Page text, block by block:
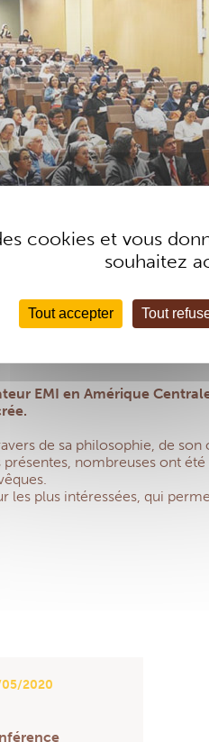
cookies et vous
souhaitez
Tout accepter Tout
EMI en Amérique
de sa philosophie, de
présentes, nombreuses ont
plus intéressées, qui
2020